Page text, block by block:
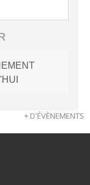
+ D'ÉVÈNEMENTS